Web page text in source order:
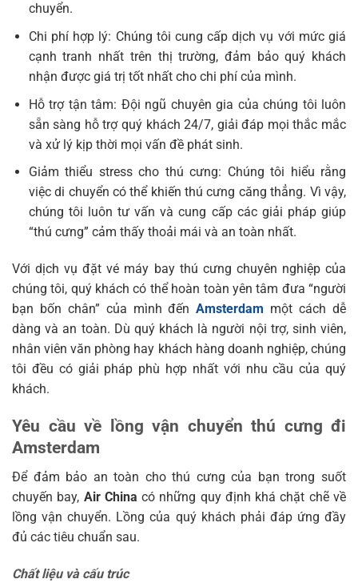
chuyển.
Chi phí hợp lý: Chúng tôi cung cấp dịch vụ với mức giá
cạnh tranh nhất trên thị trường, đảm bảo quý khách
nhận được giá trị tốt nhất cho chi phí của mình.
Hỗ trợ tận tâm: Đội ngũ chuyên gia của chúng tôi luôn
sẵn sàng hỗ trợ quý khách 24/7, giải đáp mọi thắc mắc
và xử lý kịp thời mọi vấn đề phát sinh.
Giảm thiểu stress cho thú cưng: Chúng tôi hiểu rằng
việc di chuyển có thể khiến thú cưng căng thẳng. Vì vậy,
chúng tôi luôn tư vấn và cung cấp các giải pháp giúp
“thú cưng” cảm thấy thoải mái và an toàn nhất.
Với dịch vụ đặt vé máy bay thú cưng chuyên nghiệp của
chúng tôi, quý khách có thể hoàn toàn yên tâm đưa “người
bạn bốn chân” của mình đếnAmsterdam một cách dễ
dàng và an toàn. Dù quý khách là người nội trợ, sinh viên,
nhân viên văn phòng hay khách hàng doanh nghiệp, chúng
tôi đều có giải pháp phù hợp nhất với nhu cầu của quý
khách.
Yêu cầu về lồng vận chuyển thú cưng đi
Amsterdam
Để đảm bảo an toàn cho thú cưng của bạn trong suốt
chuyến bay, Air Chinacó những quy định khá chặt chẽ về
lồng vận chuyển. Lồng của quý khách phải đáp ứng đầy
đủ các tiêu chuẩn sau.
Chất liệu và cấu trúc